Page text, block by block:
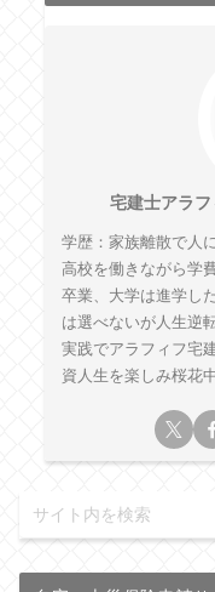
宅建士アラ
学歴：家族離散で人
高校を働きながら学
卒業、大学は進学し
は選べないが人生逆
実践でアラフィフ宅
資人生を楽しみ桜花